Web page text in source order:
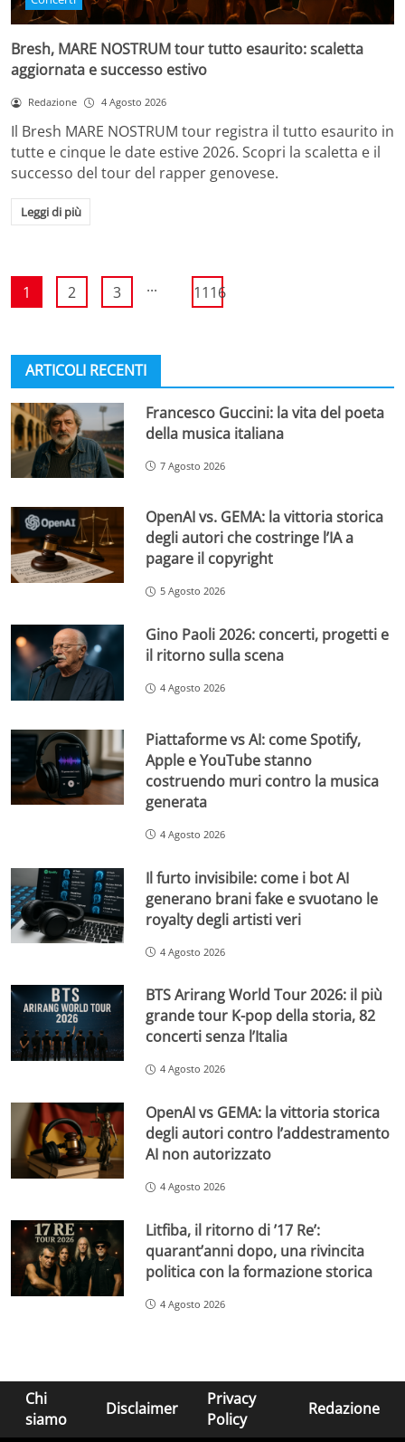
Bresh, MARE NOSTRUM tour tutto esaurito: scaletta
aggiornata e successo estivo
Redazione 4 Agosto 2026
Il Bresh MARE NOSTRUM tour registra il tutto esaurito in
tutte e cinque le date estive 2026. Scopri la scaletta e il
successo del tour del rapper genovese.
Leggi di più
1 2 3 ... 1116
ARTICOLI RECENTI
Francesco Guccini: la vita del poeta
della musica italiana
7 Agosto 2026
OpenAI vs. GEMA: la vittoria storica
degli autori che costringe l’IA a
pagare il copyright
5 Agosto 2026
Gino Paoli 2026: concerti, progetti e
il ritorno sulla scena
4 Agosto 2026
Piattaforme vs AI: come Spotify,
Apple e YouTube stanno
costruendo muri contro la musica
generata
4 Agosto 2026
Il furto invisibile: come i bot AI
generano brani fake e svuotano le
royalty degli artisti veri
4 Agosto 2026
BTS Arirang World Tour 2026: il più
grande tour K-pop della storia, 82
concerti senza l’Italia
4 Agosto 2026
OpenAI vs GEMA: la vittoria storica
degli autori contro l’addestramento
AI non autorizzato
4 Agosto 2026
Litfiba, il ritorno di ’17 Re’:
quarant’anni dopo, una rivincita
politica con la formazione storica
4 Agosto 2026
Chi
siamo
Disclaimer
Privacy
Policy
Redazione